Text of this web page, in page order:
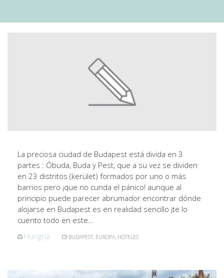
La preciosa ciudad de Budapest está divida en 3
partes : Óbuda, Buda y Pest, que a su vez se dividen
en 23 distritos (kerület) formados por uno o más
barrios pero ¡que no cunda el pánico! aunque al
principio puede parecer abrumador encontrar dónde
alojarse en Budapest es en realidad sencillo ¡te lo
cuento todo en este…
Hungría
BUDAPEST, EUROPA, HOTELES